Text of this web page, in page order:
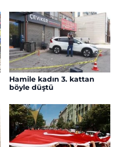
Hamile kadın 3. kattan
böyle düştü